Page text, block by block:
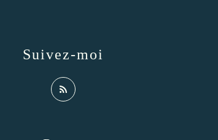
Suivez-moi